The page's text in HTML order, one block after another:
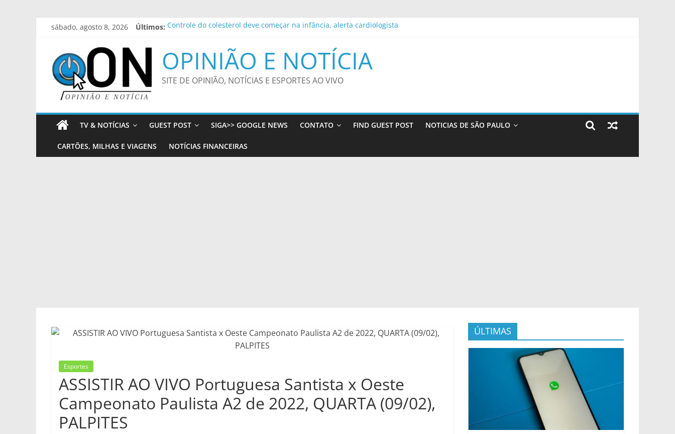
Pular
conteúdo
sábado, agosto 8, 2026 Últimos: Controle do colesterol deve começar na infância, alerta cardiologista
Pai de Lionel Messi morre aos 68 anos na Argentina
Agência Nacional de Proteção de Dados investiga plataforma Discord
“Brasileiro gosta de ler, mas tem dificuldade de acesso”, diz escritor
OPINIÃO E NOTÍCIA
SITE DE OPINIÃO, NOTÍCIAS E ESPORTES AO VIVO
TV & NOTÍCIAS GUEST POST SIGA>> GOOGLE NEWS CONTATO FIND GUEST POST NOTICIAS DE SÃO PAULO
CARTÕES, MILHAS E VIAGENS NOTÍCIAS FINANCEIRAS
Esportes
ASSISTIR AO VIVO Portuguesa Santista x Oeste
Campeonato Paulista A2 de 2022, QUARTA (09/02),
PALPITES
ÚLTIMAS